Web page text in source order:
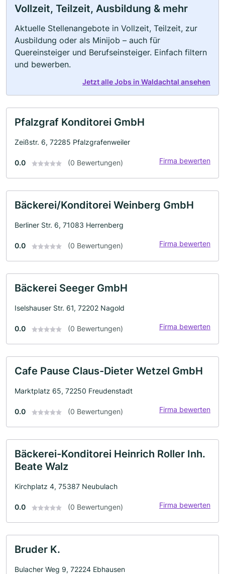
Vollzeit, Teilzeit, Ausbildung & mehr
Aktuelle Stellenangebote in Vollzeit, Teilzeit, zur
Ausbildung oder als Minijob – auch für
Quereinsteiger und Berufseinsteiger. Einfach filtern
und bewerben.
Jetzt alle Jobs in Waldachtal ansehen
Pfalzgraf Konditorei GmbH
Zeißstr. 6, 72285 Pfalzgrafenweiler
0.0 (0 Bewertungen) Firma bewerten
Bäckerei/Konditorei Weinberg GmbH
Berliner Str. 6, 71083 Herrenberg
0.0 (0 Bewertungen) Firma bewerten
Bäckerei Seeger GmbH
Iselshauser Str. 61, 72202 Nagold
0.0 (0 Bewertungen) Firma bewerten
Cafe Pause Claus-Dieter Wetzel GmbH
Marktplatz 65, 72250 Freudenstadt
0.0 (0 Bewertungen) Firma bewerten
Bäckerei-Konditorei Heinrich Roller Inh.
Beate Walz
Kirchplatz 4, 75387 Neubulach
0.0 (0 Bewertungen) Firma bewerten
Bruder K.
Bulacher Weg 9, 72224 Ebhausen